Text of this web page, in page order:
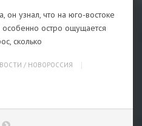
он узнал, что на юго-востоке
остро ощущается
сколько
/ НОВОРОССИЯ